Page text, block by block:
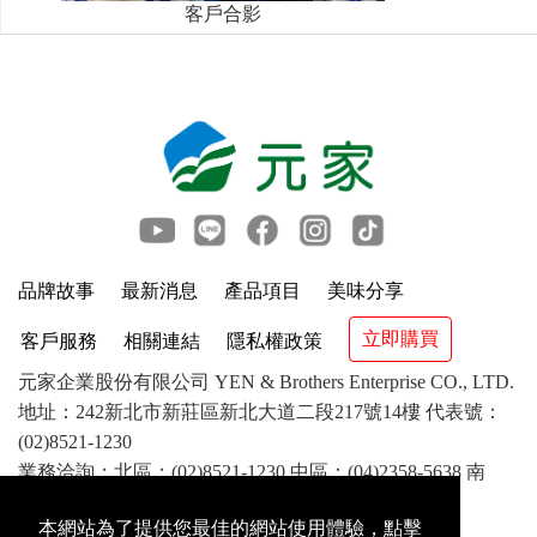
本網站為了提供您最佳的網站使用體驗，點擊
客戶合影
品牌故事 最新消息 產品項目 美味分享
客戶服務 相關連結 隱私權政策 立即購買
元家企業股份有限公司 YEN & Brothers Enterprise CO., LTD.
地址：242新北市新莊區新北大道二段217號14樓 代表號：
(02)8521-1230
業務洽詢：北區：(02)8521-1230 中區：(04)2358-5638 南
©2018 YEN & Brothers Enterprise CO.,LTD. All rights